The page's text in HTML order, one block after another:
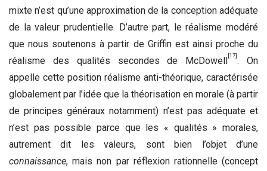
mixte n’est qu’une approximation de la conception adéquate
de la valeur prudentielle. D’autre part, le réalisme modéré
que nous soutenons à partir de Griffin est ainsi proche du
réalisme des qualités secondes de McDowell [17] . On
appelle cette position réalisme anti-théorique, caractérisée
globalement par l’idée que la théorisation en morale (à partir
de principes généraux notamment) n’est pas adéquate et
n’est pas possible parce que les « qualités » morales,
autrement dit les valeurs, sont bien l’objet d’une
connaissance, mais non par réflexion rationnelle (concept